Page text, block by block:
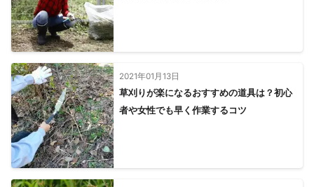
2021年01月13日
草刈りが楽になるおすすめの道具は？初心
者や女性でも早く作業するコツ